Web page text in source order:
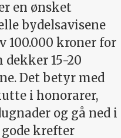
en ønsket
bydelsavisene
kroner for
dekker 15-20
Det betyr med
i honorarer,
og gå ned i
krefter